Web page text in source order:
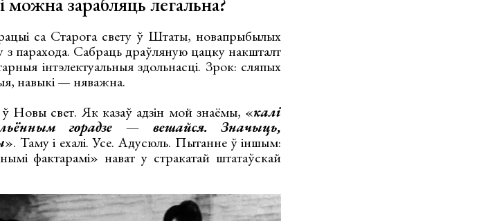
са Старога свету ў Штаты, новапрыбылых
з парахода. Сабраць драўляную цацку накшталт
інтэлектуальныя здольнасці. Зрок: сляпых
навыкі — няважна.
Новы свет. Як казаў адзін мой знаёмы, «калі
горадзе — вешайся. Значыць,
». Таму і ехалі. Усе. Адусюль. Пытанне ў іншым:
фактарамі» нават у стракатай штатаўскай